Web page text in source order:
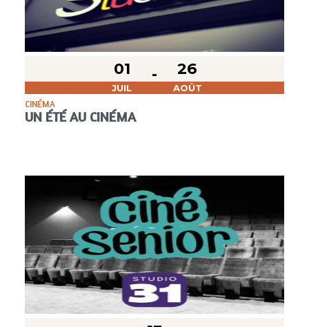
01
JUIL
26
AOÛT
CINÉMA
UN ÉTÉ AU CINÉMA